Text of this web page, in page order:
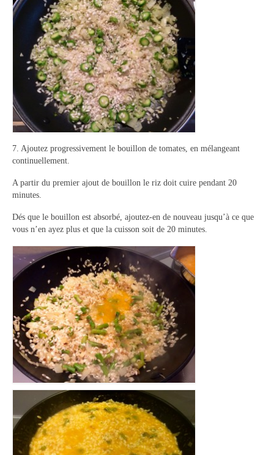
7. Ajoutez progressivement le bouillon de tomates, en mélangeant
continuellement.
A partir du premier ajout de bouillon le riz doit cuire pendant 20
minutes.
Dés que le bouillon est absorbé, ajoutez-en de nouveau jusqu’à ce que
vous n’en ayez plus et que la cuisson soit de 20 minutes.